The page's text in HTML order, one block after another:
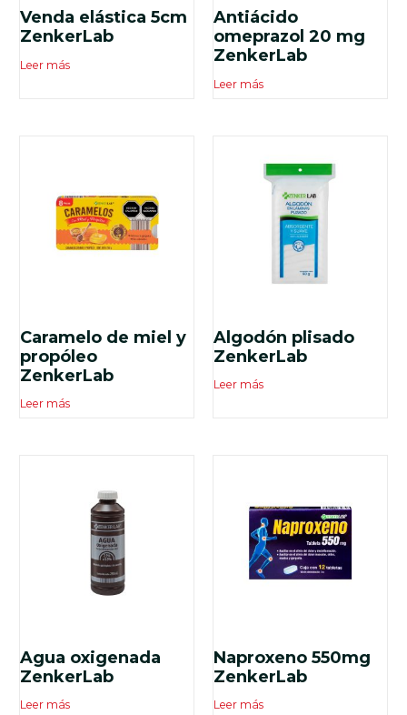
Valorado
en
5.00
de 5
Venda elástica 5cm
ZenkerLab
Leer más
Valorado
en
4.00
de 5
Antiácido
omeprazol 20 mg
ZenkerLab
Leer más
Caramelo de miel y
propóleo
ZenkerLab
Leer más
Algodón plisado
ZenkerLab
Leer más
Agua oxigenada
ZenkerLab
Leer más
Naproxeno 550mg
ZenkerLab
Leer más